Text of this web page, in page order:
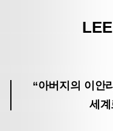
“아버지의 이안
세